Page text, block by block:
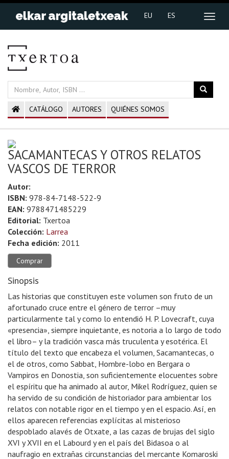
EU ES
CATÁLOGO AUTORES QUIÉNES SOMOS
SACAMANTECAS Y OTROS RELATOS
VASCOS DE TERROR
Autor:
ISBN: 978-84-7148-522-9
EAN: 9788471485229
Editorial: Txertoa
Colección: Larrea
Fecha edición: 2011
Comprar
Sinopsis
Las historias que constituyen este volumen son fruto de un
afortunado cruce entre el género de terror –muy
particularmente tal y como lo entendió H. P. Lovecraft, cuya
«presencia», siempre inquietante, es notoria a lo largo de todo
el libro– y la tradición vasca más truculenta y esotérica. El
título del texto que encabeza el volumen, Sacamantecas, o
el de otros, como Sabbat, Hombre-lobo en Bergara o
Vampiros en Donostia, son suficientemente elocuentes sobre
el espíritu que ha animado al autor, Mikel Rodríguez, quien se
ha servido de su condición de historiador para ambientar los
relatos con notable rigor en el tiempo y en el espacio. Así, en
ellos aparecen referencias explícitas al misterioso
despoblado alavés de Otxate, a las cazas de brujas del siglo
XVI y XVII en el Labourd y en el país del Bidasoa o al
naufragio en extrañas circunstancias del mercante Komaroski